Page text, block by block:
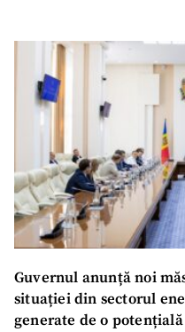
Guvernul anunță noi
situației din sectorul
generate de o